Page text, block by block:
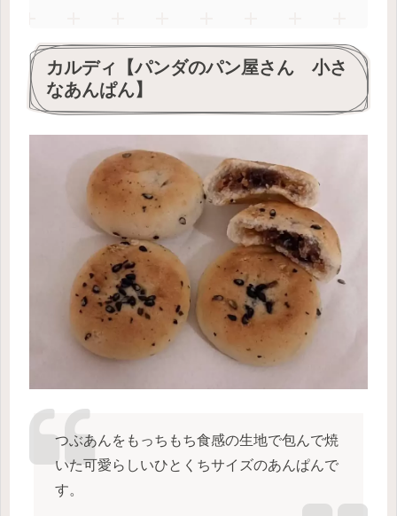
カルディ【パンダのパン屋さん 小さ
なあんぱん】
つぶあんをもっちもち食感の生地で包んで焼
いた可愛らしいひとくちサイズのあんぱんで
す。